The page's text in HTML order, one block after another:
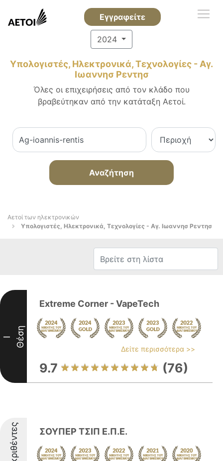
Εγγραφείτε
2024
Υπολογιστές, Ηλεκτρονικά, Τεχνολογίες - Αγ.
Ιωαννησ Ρεντησ
Όλες οι επιχειρήσεις από τον κλάδο που
βραβεύτηκαν από την κατάταξη Αετοί.
Αναζήτηση
Αετοί των ηλεκτρονικών
Υπολογιστές, Ηλεκτρονικά, Τεχνολογίες - Αγ. Ιωαννησ Ρεντησ
I Θέση
Extreme Corner - VapeTech
Δείτε περισσότερα >>
9.7 (76)
ΣΟΥΠΕΡ ΤΣΙΠ Ε.Π.Ε.